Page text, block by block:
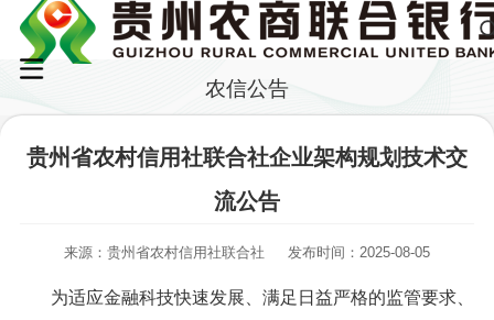
农信公告
贵州省农村信用社联合社企业架构规划技术交
流公告
来源：贵州省农村信用社联合社 发布时间：2025-08-05
为适应金融科技快速发展、满足日益严格的监管要求、